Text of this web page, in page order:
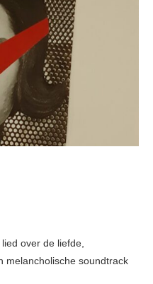
over de liefde,
melancholische soundtrack